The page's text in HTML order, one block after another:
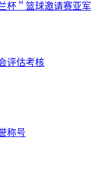
杯＂篮球邀请赛亚军
评估考核
称号